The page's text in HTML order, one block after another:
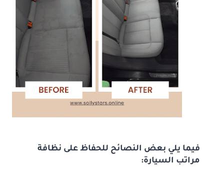
فيما يلي بعض النصائح للحفاظ على نظافة
مراتب السيارة: